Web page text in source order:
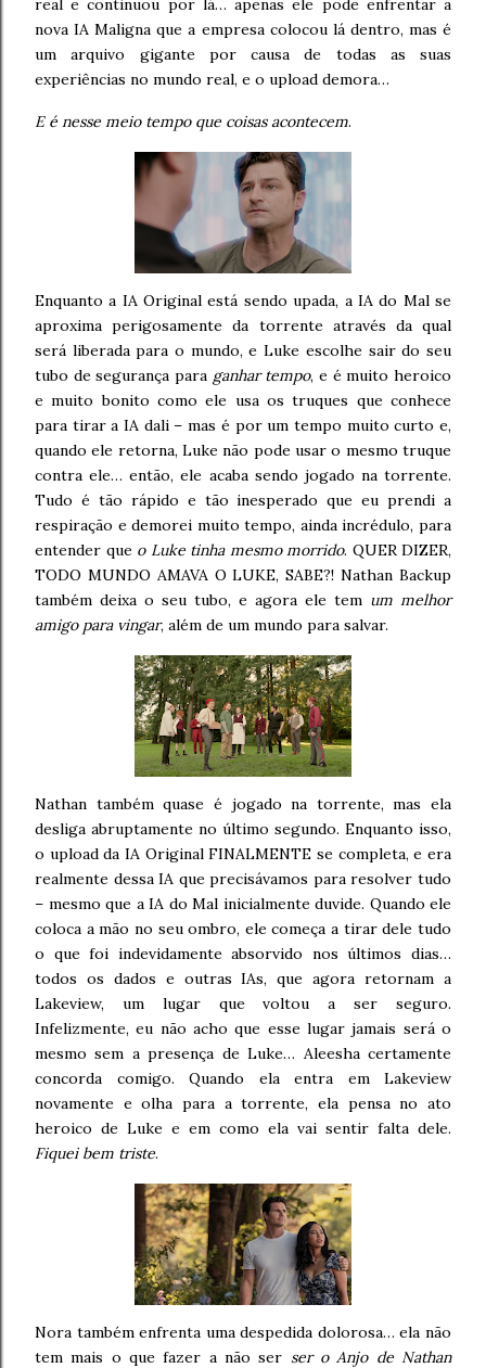
real e continuou por lá… apenas ele pode enfrentar a
nova IA Maligna que a empresa colocou lá dentro, mas é
um arquivo gigante por causa de todas as suas
experiências no mundo real, e o upload demora…
E é nesse meio tempo que coisas acontecem.
Enquanto a IA Original está sendo upada, a IA do Mal se
aproxima perigosamente da torrente através da qual
será liberada para o mundo, e Luke escolhe sair do seu
tubo de segurança para ganhar tempo, e é muito heroico
e muito bonito como ele usa os truques que conhece
para tirar a IA dali – mas é por um tempo muito curto e,
quando ele retorna, Luke não pode usar o mesmo truque
contra ele… então, ele acaba sendo jogado na torrente.
Tudo é tão rápido e tão inesperado que eu prendi a
respiração e demorei muito tempo, ainda incrédulo, para
entender que o Luke tinha mesmo morrido. QUER DIZER,
TODO MUNDO AMAVA O LUKE, SABE?! Nathan Backup
também deixa o seu tubo, e agora ele tem um melhor
amigo para vingar, além de um mundo para salvar.
Nathan também quase é jogado na torrente, mas ela
desliga abruptamente no último segundo. Enquanto isso,
o upload da IA Original FINALMENTE se completa, e era
realmente dessa IA que precisávamos para resolver tudo
– mesmo que a IA do Mal inicialmente duvide. Quando ele
coloca a mão no seu ombro, ele começa a tirar dele tudo
o que foi indevidamente absorvido nos últimos dias…
todos os dados e outras IAs, que agora retornam a
Lakeview, um lugar que voltou a ser seguro.
Infelizmente, eu não acho que esse lugar jamais será o
mesmo sem a presença de Luke… Aleesha certamente
concorda comigo. Quando ela entra em Lakeview
novamente e olha para a torrente, ela pensa no ato
heroico de Luke e em como ela vai sentir falta dele.
Fiquei bem triste.
Nora também enfrenta uma despedida dolorosa… ela não
tem mais o que fazer a não ser ser o Anjo de Nathan